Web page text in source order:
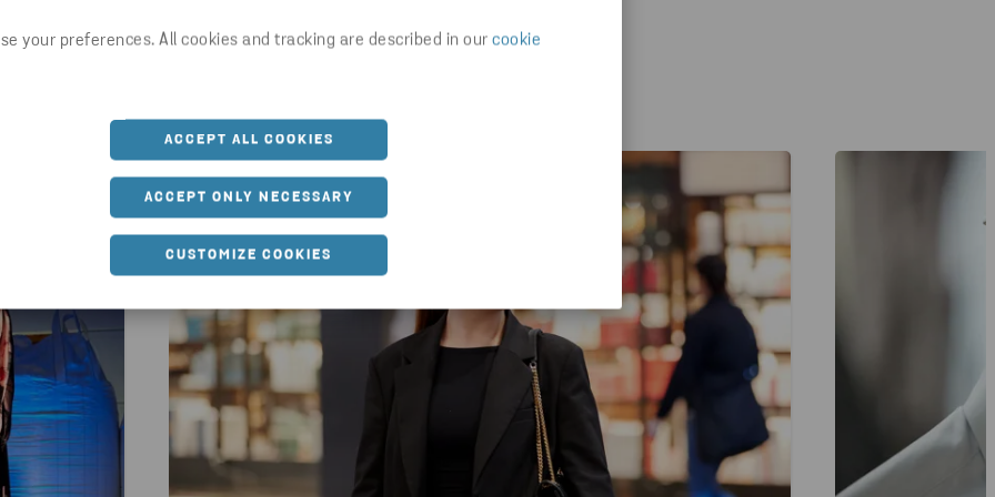
your preferences. All cookies and tracking are described in our cookie
ACCEPT ALL COOKIES
ACCEPT ONLY NECESSARY
CUSTOMIZE COOKIES
även är intresserad av